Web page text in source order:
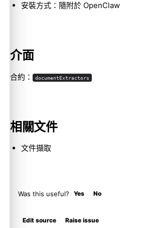
安裝方式：隨附於 OpenClaw
介面
合約： documentExtractors
相關文件
文件擷取
Was this useful? Yes No
Edit source Raise issue